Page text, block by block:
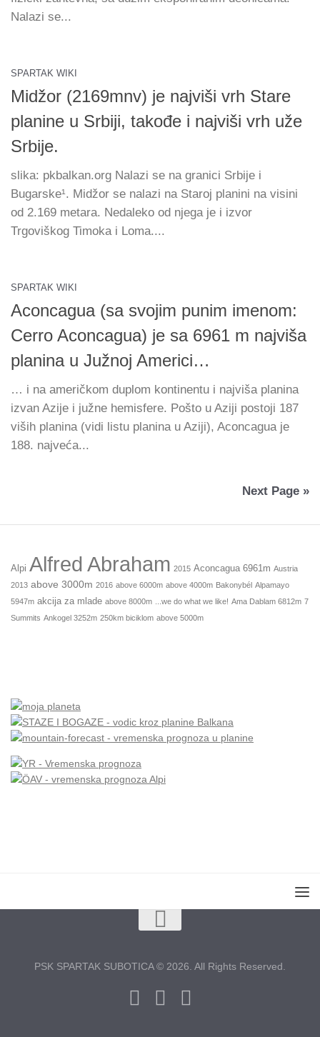
Nalazi se...
SPARTAK WIKI
Midžor (2169mnv) je najviši vrh Stare
planine u Srbiji, takođe i najviši vrh uže
Srbije.
slika: pkbalkan.org Nalazi se na granici Srbije i
Bugarske¹. Midžor se nalazi na Staroj planini na visini
od 2.169 metara. Nedaleko od njega je i izvor
Trgoviškog Timoka i Loma....
SPARTAK WIKI
Aconcagua (sa svojim punim imenom:
Cerro Aconcagua) je sa 6961 m najviša
planina u Južnoj Americi…
… i na američkom duplom kontinentu i najviša planina
izvan Azije i južne hemisfere. Pošto u Aziji postoji 187
viših planina (vidi listu planina u Aziji), Aconcagua je
188. najveća...
Next Page »
Alpi Alfred Abraham 2015 Aconcagua 6961m Austria
2013 above 3000m 2016 above 6000m above 4000m Bakonybél Alpamayo
5947m akcija za mlade above 8000m ...we do what we like! Ama Dablam 6812m 7
Summits Ankogel 3252m 250km biciklom above 5000m
PSK SPARTAK SUBOTICA © 2026. All Rights Reserved.